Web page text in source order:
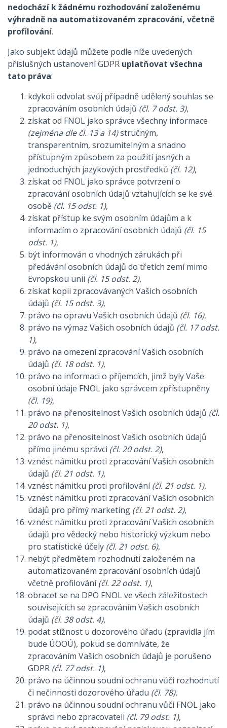
nedochází k žádnému rozhodování založenému
výhradně na automatizovaném zpracování, včetně
profilování.
Jako subjekt údajů můžete podle níže uvedených
příslušných ustanovení GDPR uplatňovat všechna
tato práva:
kdykoli odvolat svůj případně udělený souhlas se
zpracováním osobních údajů (čl. 7 odst. 3),
získat od FNOL jako správce všechny informace
(zejména dle čl. 13 a 14)stručným,
transparentním, srozumitelným a snadno
přístupným způsobem za použití jasných a
jednoduchých jazykových prostředků (čl. 12),
získat od FNOL jako správce potvrzení o
zpracování osobních údajů vztahujících se ke své
osobě (čl. 15 odst. 1),
získat přístup ke svým osobním údajům a k
informacím o zpracování osobních údajů (čl. 15
odst. 1),
být informován o vhodných zárukách při
předávání osobních údajů do třetích zemí mimo
Evropskou unii (čl. 15 odst. 2),
získat kopii zpracovávaných Vašich osobních
údajů (čl. 15 odst. 3),
právo na opravu Vašich osobních údajů (čl. 16),
právo na výmaz Vašich osobních údajů (čl. 17 odst.
1),
právo na omezení zpracování Vašich osobních
údajů (čl. 18 odst. 1),
právo na informaci o příjemcích, jimž byly Vaše
osobní údaje FNOL jako správcem zpřístupněny
(čl. 19),
právo na přenositelnost Vašich osobních údajů (čl.
20 odst. 1),
právo na přenositelnost Vašich osobních údajů
přímo jinému správci (čl. 20 odst. 2),
vznést námitku proti zpracování Vašich osobních
údajů (čl. 21 odst. 1),
vznést námitku proti profilování(čl. 21 odst. 1),
vznést námitku proti zpracování Vašich osobních
údajů pro přímý marketing (čl. 21 odst. 2),
vznést námitku proti zpracování Vašich osobních
údajů pro vědecký nebo historický výzkum nebo
pro statistické účely (čl. 21 odst. 6),
nebýt předmětem rozhodnutí založeném na
automatizovaném zpracování osobních údajů
včetně profilování(čl. 22 odst. 1),
obracet se na DPO FNOL ve všech záležitostech
souvisejících se zpracováním Vašich osobních
údajů (čl. 38 odst. 4),
podat stížnost u dozorového úřadu (zpravidla jím
bude ÚOOÚ), pokud se domníváte, že
zpracováním Vašich osobních údajů je porušeno
GDPR (čl. 77 odst. 1),
právo na účinnou soudní ochranu vůči rozhodnutí
či nečinnosti dozorového úřadu (čl. 78),
právo na účinnou soudní ochranu vůči FNOL jako
správci nebo zpracovateli (čl. 79 odst. 1),